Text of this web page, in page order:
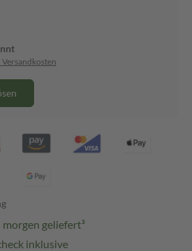
Versandkosten
geliefert³
inklusive